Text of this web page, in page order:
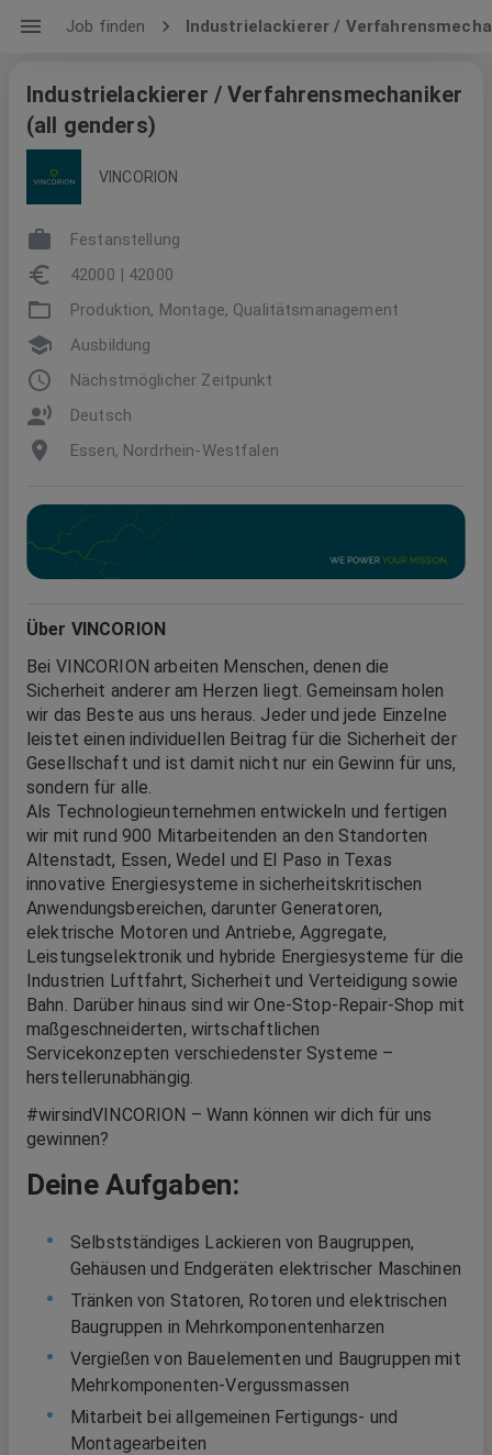
Job finden Industrielackierer /
Industrielackierer / Verfahrensmechaniker
(all genders)
VINCORION
Festanstellung
42000 | 42000
Produktion, Montage, Qualitätsmanagement
Ausbildung
Nächstmöglicher Zeitpunkt
Deutsch
Essen, Nordrhein-Westfalen
Über VINCORION
Bei VINCORION arbeiten Menschen, denen die
Sicherheit anderer am Herzen liegt. Gemeinsam holen
wir das Beste aus uns heraus. Jeder und jede Einzelne
leistet einen individuellen Beitrag für die Sicherheit der
Gesellschaft und ist damit nicht nur ein Gewinn für uns,
sondern für alle.
Als Technologieunternehmen entwickeln und fertigen
wir mit rund 900 Mitarbeitenden an den Standorten
Altenstadt, Essen, Wedel und El Paso in Texas
innovative Energiesysteme in sicherheitskritischen
Anwendungsbereichen, darunter Generatoren,
elektrische Motoren und Antriebe, Aggregate,
Leistungselektronik und hybride Energiesysteme für die
Industrien Luftfahrt, Sicherheit und Verteidigung sowie
Bahn. Darüber hinaus sind wir One-Stop-Repair-Shop mit
maßgeschneiderten, wirtschaftlichen
Servicekonzepten verschiedenster Systeme –
herstellerunabhängig.
#wirsindVINCORION – Wann können wir dich für uns
gewinnen?
Deine Aufgaben:
Selbstständiges Lackieren von Baugruppen,
Gehäusen und Endgeräten elektrischer Maschinen
Tränken von Statoren, Rotoren und elektrischen
Baugruppen in Mehrkomponentenharzen
Vergießen von Bauelementen und Baugruppen mit
Mehrkomponenten-Vergussmassen
Mitarbeit bei allgemeinen Fertigungs- und
Montagearbeiten